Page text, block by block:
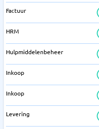
Factuur
HRM
Hulpmiddelenbeheer
Inkoop
Inkoop
Levering